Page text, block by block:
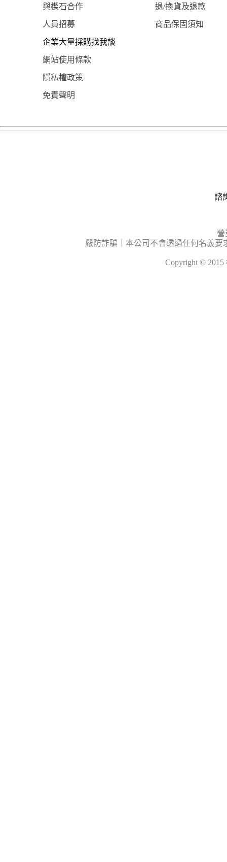
與楔石合作 退/換貨及退款
人員招募 商品保固須知
企業大量採購找我談
網站使用條款
隱私權政策
免責聲明
諮
營
嚴防詐騙｜本公司不會透過任何名義
Copyright ©